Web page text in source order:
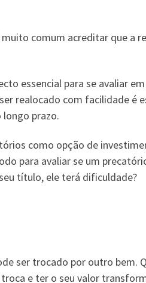
comum acreditar que a
essencial para se avaliar
realocado com facilidade é
prazo.
como opção de
para avaliar se um
título, ele terá dificuldade?
ser trocado por outro bem.
e ter o seu valor